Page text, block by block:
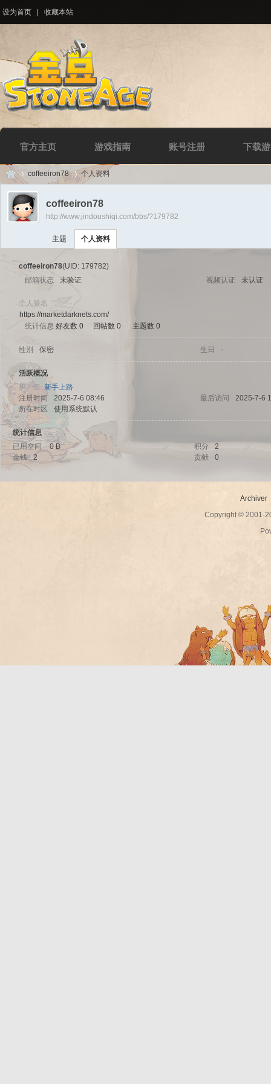
设为首页 收藏本站
官方主页 游戏指南 账号注册 下载
Di
uz!
›
coffeeiron78 个人资料
coffeeiron78
http://www.jindoushiqi.com/bbs/?179782
主题 个人资料
coffeeiron78(UID: 179782)
邮箱状态
未验证 视频认证 未认证
个人签名
https://marketdarknets.com/
统计信息 好友数 0 回帖数 0 主题数 0
性别 保密 生日 -
活跃概况
用户组 新手上路
注册时间
2025-7-6 08:46 最后访问
2025-7-6
所在时区
使用系统默认
统计信息
已用空间
0 B 积分
2
金钱
2 贡献 0
Archiver
Copyright © 2001-